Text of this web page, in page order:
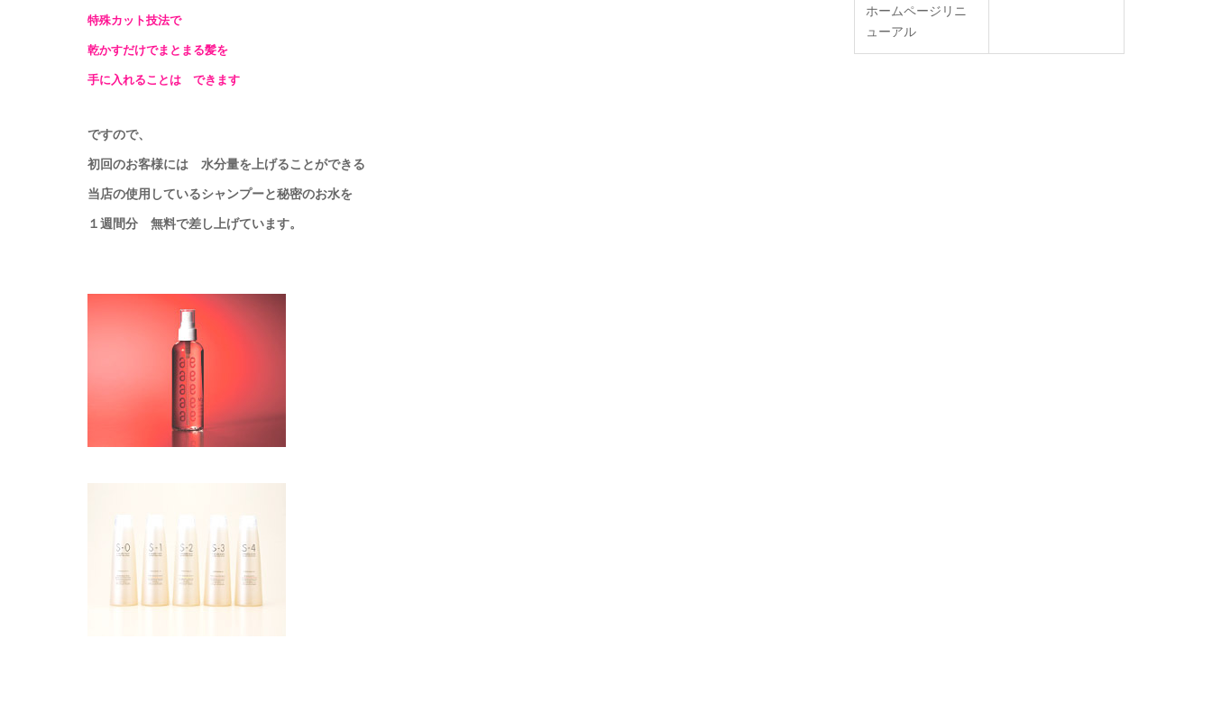
特殊カット技法で
乾かすだけでまとまる髪を
手に入れることは できます
ですので、
初回のお客様には 水分量を上げることができる
当店の使用しているシャンプーと秘密のお水を
１週間分 無料で差し上げています。
ホームページリニ
ューアル